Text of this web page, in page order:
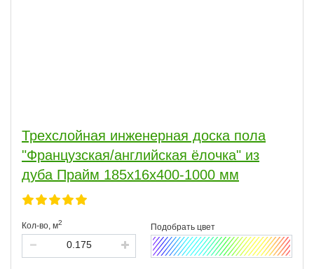
Трехслойная инженерная доска пола
"Французская/английская ёлочка" из
дуба Прайм 185х16х400-1000 мм
Кол-во, м2